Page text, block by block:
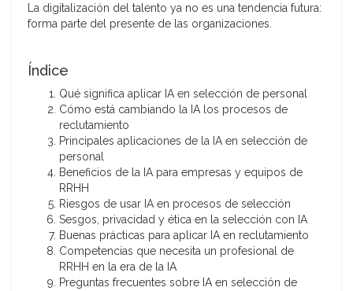
La digitalización del talento ya no es una tendencia futura:
forma parte del presente de las organizaciones.
Índice
Qué significa aplicar IA en selección de personal
Cómo está cambiando la IA los procesos de
reclutamiento
Principales aplicaciones de la IA en selección de
personal
Beneficios de la IA para empresas y equipos de
RRHH
Riesgos de usar IA en procesos de selección
Sesgos, privacidad y ética en la selección con IA
Buenas prácticas para aplicar IA en reclutamiento
Competencias que necesita un profesional de
RRHH en la era de la IA
Preguntas frecuentes sobre IA en selección de